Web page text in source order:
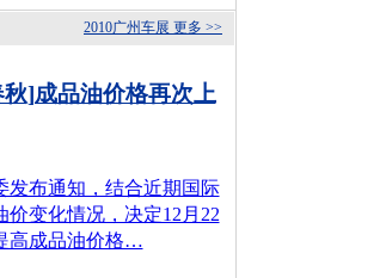
更多 >>
2010广州车展
]成品油价格再次上
发布通知，结合近期国际
价变化情况，决定12月22
高成品油价格…